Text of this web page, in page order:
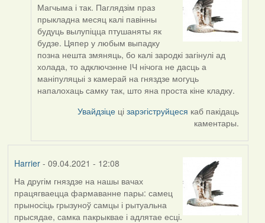
In
reply
to
by
ZNR
Магчыма і так. Паглядзім праз
прыкладна месяц калі павінны
будуць вылупіцца птушаняты як
будзе. Цяпер у любым выпадку
позна нешта змяняць, бо калі зародкі загінулі ад
холада, то адключэнне ІЧ нічога не дасць а
маніпуляцыі з камерай на гняздзе могуць
напалохаць самку так, што яна проста кіне кладку.
Увайдзіце цізарэгіструйцеся каб пакідаць
каментары.
Harrier- 09.04.2021 - 12:08
На другім гняздзе на нашы вачах
працягваецца фармаванне пары: самец
прыносіць грызуноў самцы і рытуальна
прысядае, самка пакрыквае і адлятае есці.